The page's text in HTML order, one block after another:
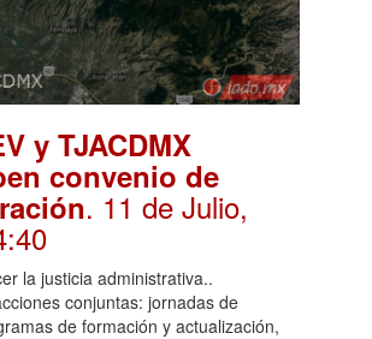
y TJACDMX
convenio de
. 11 de Julio,
la justicia administrativa..
conjuntas: jornadas de
de formación y actualización,